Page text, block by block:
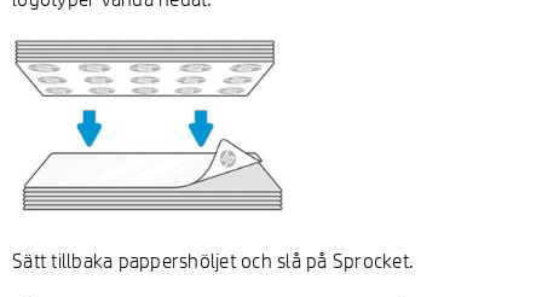
Sätt tillbaka pappershöljet och slå på Sprocket.